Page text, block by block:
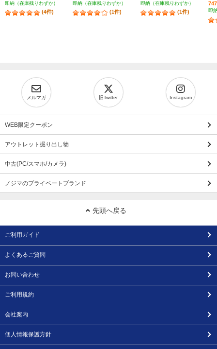
即納（在庫残りわずか）
(4件)
即納（在庫残りわずか）
(1件)
即納（在庫残りわずか）
(1件) 即
メルマガ 旧Twitter Instagram
WEB限定クーポン
アウトレット掘り出し物
中古(PC/スマホ/カメラ)
ノジマのプライベートブランド
先頭へ戻る
ご利用ガイド
よくあるご質問
お問い合わせ
ご利用規約
会社案内
個人情報保護方針